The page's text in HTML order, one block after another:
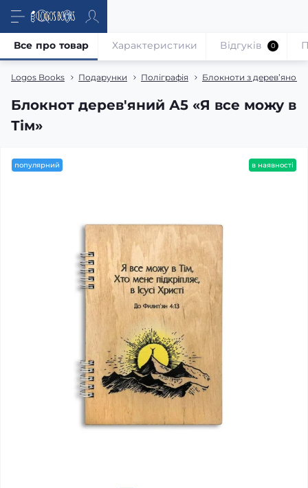
Logos Books Подарунки Поліграфія Блокноти з
Блокнот дерев'яний А5 «Я все можу в
Тім»
Все про товар Характеристики Відгуків 0
популярний в наявності